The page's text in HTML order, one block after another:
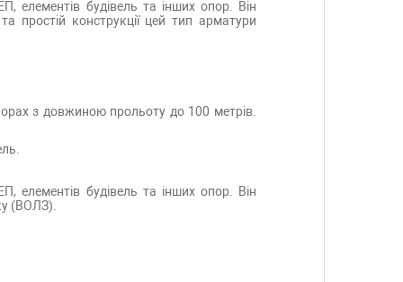
елементів будівель та інших опор. Він
простій конструкції цей тип арматури
з довжиною прольоту до 100 метрів.
елементів будівель та інших опор. Він
(ВОЛЗ).